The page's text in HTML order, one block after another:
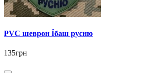
PVC шеврон Їбаш русню
135грн